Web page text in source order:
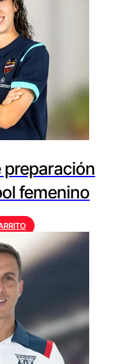
preparación
femenino